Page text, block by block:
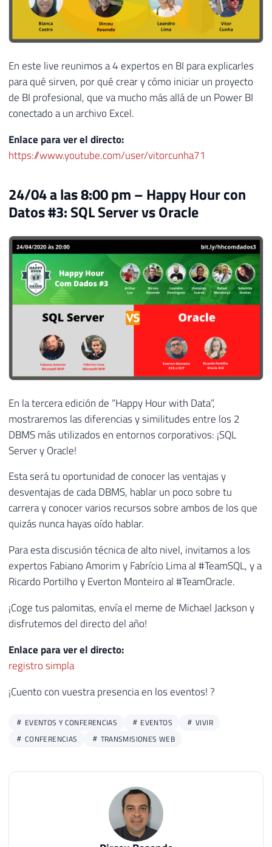
En este live reunimos a 4 expertos en BI para explicarles
para qué sirven, por qué crear y cómo iniciar un proyecto
de BI profesional, que va mucho más allá de un Power BI
conectado a un archivo Excel.
Enlace para ver el directo:
https://www.youtube.com/user/vitorcunha71
24/04 a las 8:00 pm – Happy Hour con
Datos #3: SQL Server vs Oracle
En la tercera edición de “Happy Hour with Data”,
mostraremos las diferencias y similitudes entre los 2
DBMS más utilizados en entornos corporativos: ¡SQL
Server y Oracle!
Esta será tu oportunidad de conocer las ventajas y
desventajas de cada DBMS, hablar un poco sobre tu
carrera y conocer varios recursos sobre ambos de los que
quizás nunca hayas oído hablar.
Para esta discusión técnica de alto nivel, invitamos a los
expertos Fabiano Amorim y Fabrício Lima al #TeamSQL, y a
Ricardo Portilho y Everton Monteiro al #TeamOracle.
¡Coge tus palomitas, envía el meme de Michael Jackson y
disfrutemos del directo del año!
Enlace para ver el directo:
registro simpla
¡Cuento con vuestra presencia en los eventos! ?
EVENTOS Y CONFERENCIAS EVENTOS
VIVIR
CONFERENCIAS
TRANSMISIONES WEB